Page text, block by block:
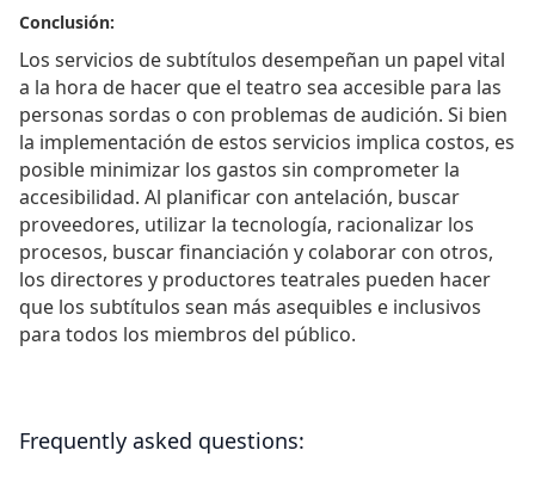
Conclusión:
Los servicios de subtítulos desempeñan un papel vital
a la hora de hacer que el teatro sea accesible para las
personas sordas o con problemas de audición. Si bien
la implementación de estos servicios implica costos, es
posible minimizar los gastos sin comprometer la
accesibilidad. Al planificar con antelación, buscar
proveedores, utilizar la tecnología, racionalizar los
procesos, buscar financiación y colaborar con otros,
los directores y productores teatrales pueden hacer
que los subtítulos sean más asequibles e inclusivos
para todos los miembros del público.
Frequently asked questions: